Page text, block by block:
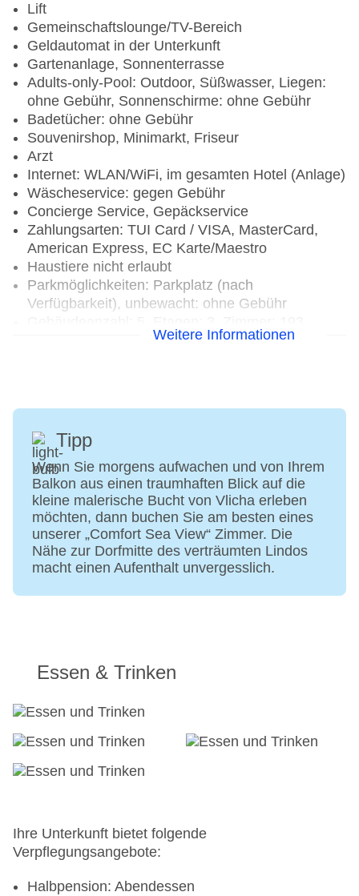
Lift
Gemeinschaftslounge/TV-Bereich
Geldautomat in der Unterkunft
Gartenanlage, Sonnenterrasse
Adults-only-Pool: Outdoor, Süßwasser, Liegen:
ohne Gebühr, Sonnenschirme: ohne Gebühr
Badetücher: ohne Gebühr
Souvenirshop, Minimarkt, Friseur
Arzt
Internet: WLAN/WiFi, im gesamten Hotel (Anlage)
Wäscheservice: gegen Gebühr
Concierge Service, Gepäckservice
Zahlungsarten: TUI Card / VISA, MasterCard,
American Express, EC Karte/Maestro
Haustiere nicht erlaubt
Parkmöglichkeiten: Parkplatz (nach
Verfügbarkeit), unbewacht: ohne Gebühr
Landeskategorie: 5 SterneWeitere Informationen
Tipp
Wenn Sie morgens aufwachen und von Ihrem
Balkon aus einen traumhaften Blick auf die
kleine malerische Bucht von Vlicha erleben
möchten, dann buchen Sie am besten eines
unserer „Comfort Sea View“ Zimmer. Die
Nähe zur Dorfmitte des verträumten Lindos
macht einen Aufenthalt unvergesslich.
Essen & Trinken
Ihre Unterkunft bietet folgende
Verpflegungsangebote:
Halbpension: Abendessen